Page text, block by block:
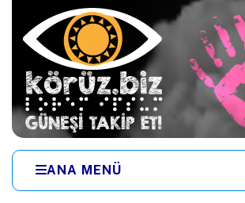
Ana içeriğe zıpla
ANA MENÜ